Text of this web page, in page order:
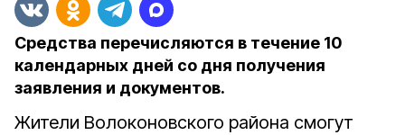
Средства перечисляются в течение 10
календарных дней со дня получения
заявления и документов.
Жители Волоконовского района смогут